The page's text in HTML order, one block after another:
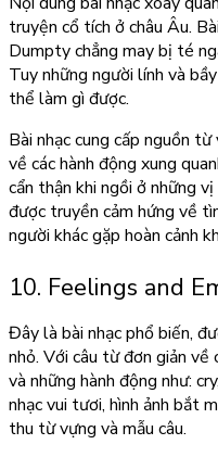
truyện cổ tích ở châu Âu.
Dumpty chẳng may bị té
Tuy những người lính và
thể làm gì được.
Bài nhạc cung cấp nguồn
về các hành động xung
cẩn thận khi ngồi ở những
được truyền cảm hứng về
người khác gặp hoàn cảnh
10. Feelings and
Đây là bài nhạc phổ biến,
nhỏ. Với câu từ đơn giản về
và những hành động như:
nhạc vui tươi, hình ảnh bắt
thu từ vựng và mẫu câu.